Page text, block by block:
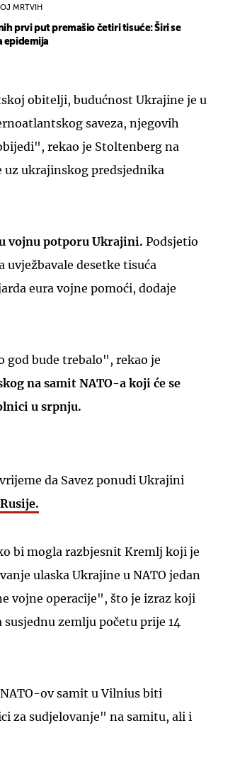
MRTVIH
prvi put premašio četiri tisuće: Širi se
epidemija
obitelji, budućnost Ukrajine je u
saveza, njegovih
rekao je Stoltenberg na
ukrajinskog predsjednika
vojnu potporu Ukrajini. Podsjetio
uvježbavale desetke tisuća
eura vojne pomoći, dodaje
god bude trebalo", rekao je
na samit NATO-a koji će se
u srpnju.
da Savez ponudi Ukrajini
bi mogla razbjesnit Kremlj koji je
ulaska Ukrajine u NATO jedan
vojne operacije", što je izraz koji
zemlju početu prije 14
ov samit u Vilnius biti
za sudjelovanje" na samitu, ali i